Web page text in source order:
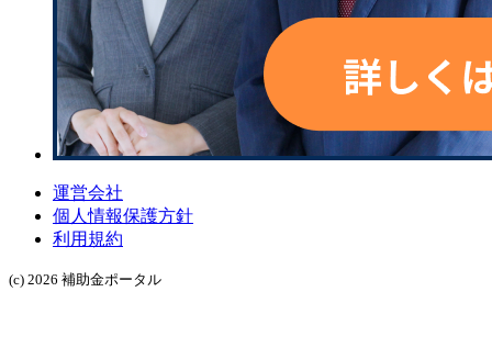
運営会社
個人情報保護方針
利用規約
(c) 2026 補助金ポータル